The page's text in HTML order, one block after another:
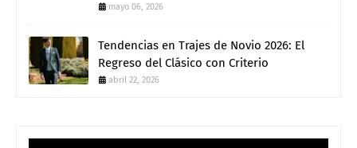
mayo 06, 2026
Tendencias en Trajes de Novio 2026: El
Regreso del Clásico con Criterio
abril 22, 2026